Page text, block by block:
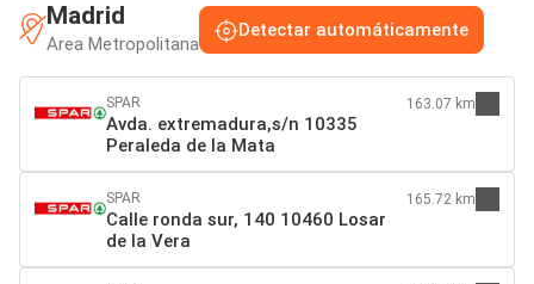
Madrid
Area Metropolitana
Detectar automáticamente
SPAR
Avda. extremadura,s/n 10335
Peraleda de la Mata
163.07 km
SPAR
Calle ronda sur, 140 10460 Losar
de la Vera
165.72 km